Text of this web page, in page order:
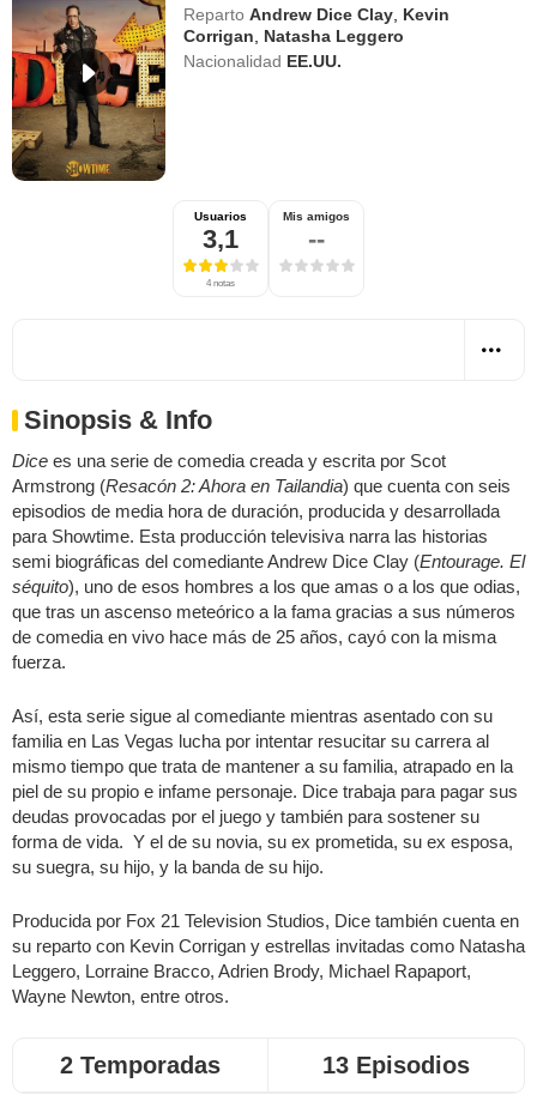
Reparto Andrew Dice Clay Kevin
Corrigan
Natasha Leggero
Nacionalidad EE.UU.
Usuarios
3,1
4 notas
Mis amigos
--
Sinopsis & Info
Dice es una serie de comedia creada y escrita por Scot
Armstrong (Resacón 2: Ahora en Tailandia) que cuenta con seis
episodios de media hora de duración, producida y desarrollada
para Showtime. Esta producción televisiva narra las historias
semi biográficas del comediante Andrew Dice Clay (Entourage. El
séquito), uno de esos hombres a los que amas o a los que odias,
que tras un ascenso meteórico a la fama gracias a sus números
de comedia en vivo hace más de 25 años, cayó con la misma
fuerza.
Así, esta serie sigue al comediante mientras asentado con su
familia en Las Vegas lucha por intentar resucitar su carrera al
mismo tiempo que trata de mantener a su familia, atrapado en la
piel de su propio e infame personaje. Dice trabaja para pagar sus
deudas provocadas por el juego y también para sostener su
forma de vida. Y el de su novia, su ex prometida, su ex esposa,
su suegra, su hijo, y la banda de su hijo.
Producida por Fox 21 Television Studios, Dice también cuenta en
su reparto con Kevin Corrigan y estrellas invitadas como Natasha
Leggero, Lorraine Bracco, Adrien Brody, Michael Rapaport,
Wayne Newton, entre otros.
2 Temporadas 13 Episodios